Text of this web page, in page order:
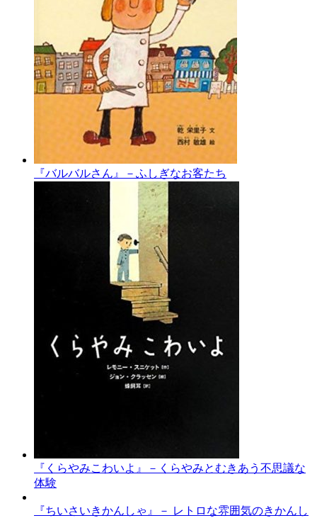
『バルバルさん』－ふしぎなお客たち
『くらやみこわいよ』－くらやみとむきあう不思議な
体験
『ちいさいきかんしゃ』－ レトロな雰囲気のきかんし